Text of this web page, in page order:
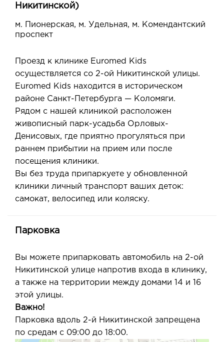
Никитинской)
м. Пионерская, м. Удельная, м. Комендантский
проспект
Проезд к клинике Euromed Kids
осуществляется со 2-ой Никитинской улицы.
Euromed Kids находится в историческом
районе Санкт-Петербурга — Коломяги.
Рядом с нашей клиникой расположен
живописный парк-усадьба Орловых-
Денисовых, где приятно прогуляться при
раннем прибытии на прием или после
посещения клиники.
Вы без труда припаркуете у обновленной
клиники личный транспорт ваших деток:
самокат, велосипед или коляску.
Парковка
Вы можете припарковать автомобиль на 2-ой
Никитинской улице напротив входа в клинику,
а также на территории между домами 14 и 16
этой улицы.
Важно!
Парковка вдоль 2-й Никитинской запрещена
по средам с 09:00 до 18:00.